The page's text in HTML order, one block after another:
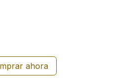
ahora